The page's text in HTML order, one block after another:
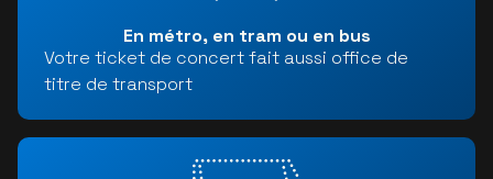
En métro, en tram ou en bus
Votre ticket de concert fait aussi office de
titre de transport